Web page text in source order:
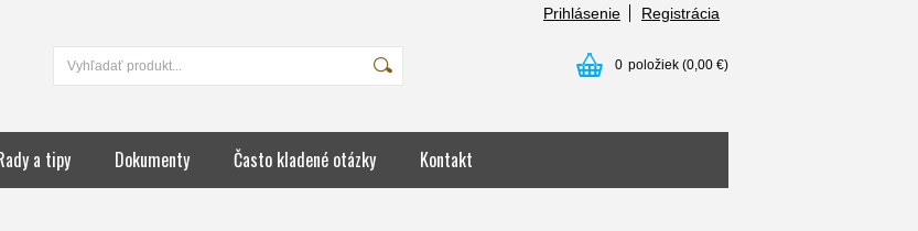
Prihlásenie Registrácia
0 položiek (0,00 €)
a tipy Dokumenty Často kladené otázky Kontakt